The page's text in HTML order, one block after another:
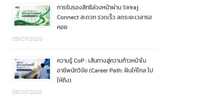
การรับรองสิทธิล่วงหน้าผ่าน Siriraj
Connect สะดวก รวดเร็ว ลดระยะเวลารอ
คอย
09/07/2026
ความรู้ CoP : เส้นทางสู่ความก้าวหน้าใน
อาชีพนักวิจัย (Career Path: ฝันให้ไกล ไป
ให้ถึง)
06/07/2026